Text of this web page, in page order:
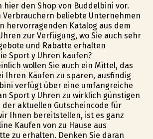
hier den Shop von Buddelbini vor.
Verbrauchern beliebte Unternehmen
hervorragenden Katalog aus dem
zur Verfügung, wo Sie auch sehr
und Rabatte erhalten
Sport y Uhren kaufen?
wollen Sie auch ein Mittel, das
Ihren Käufen zu sparen, ausfindig
verfügt über eine umfangreiche
Sport y Uhren zu wirklich günstigen
der aktuellen Gutscheincode für
Ihnen bereitstellen, ist es ganz
Kaufen von zu Hause aus
zu erhalten. Denken Sie daran